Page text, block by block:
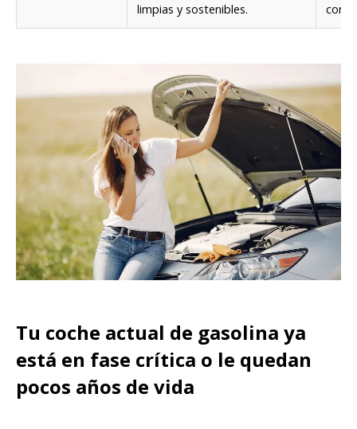
limpias y sostenibles.
Tu coche actual de gasolina ya
está en fase crítica o le quedan
pocos años de vida